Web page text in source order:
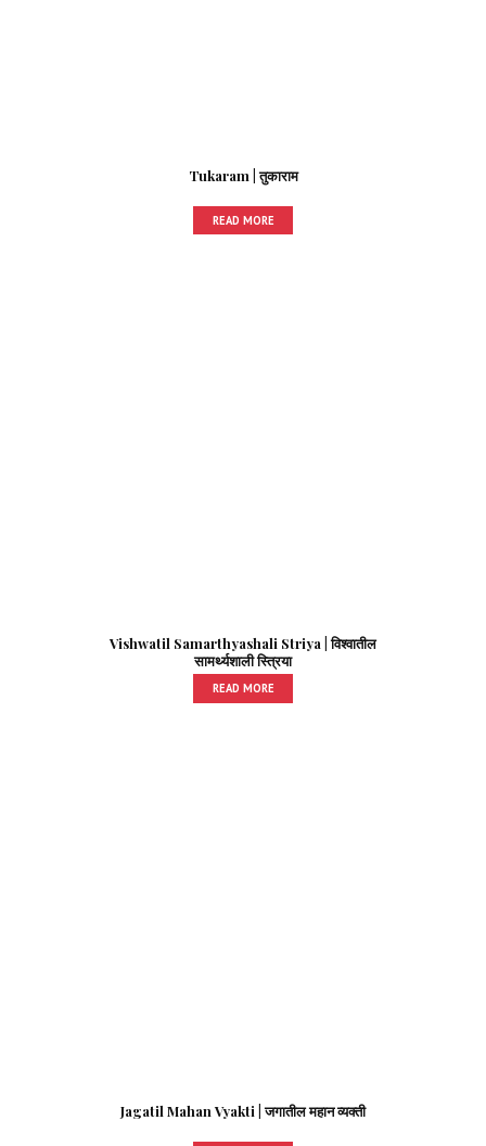
Tukaram | तुकाराम
READ MORE
Vishwatil Samarthyashali Striya | विश्वातील
सामर्थ्यशाली स्त्रिया
READ MORE
Jagatil Mahan Vyakti | जगातील महान व्यक्ती